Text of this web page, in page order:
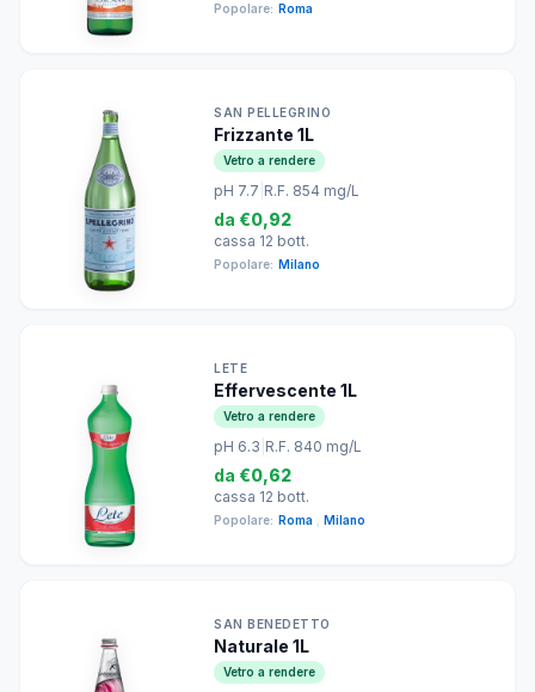
Popolare: Roma
SAN PELLEGRINO
Frizzante 1L
Vetro a rendere
pH 7.7 R.F. 854 mg/L
da €0,92
cassa 12 bott.
Popolare: Milano
LETE
Effervescente 1L
Vetro a rendere
pH 6.3 R.F. 840 mg/L
da €0,62
cassa 12 bott.
Popolare: Roma Milano
SAN BENEDETTO
Naturale 1L
Vetro a rendere